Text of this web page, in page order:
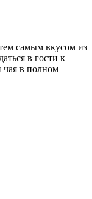
самым вкусом из
в гости к
чая в полном